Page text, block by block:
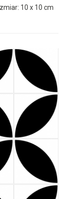
10 x 10 cm